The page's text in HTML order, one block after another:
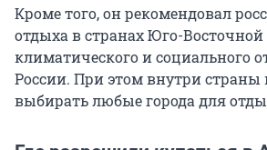
Кроме того, он рекомендовал
отдыха в странах Юго-
климатического и социального
России. При этом внутри
выбирать любые города для